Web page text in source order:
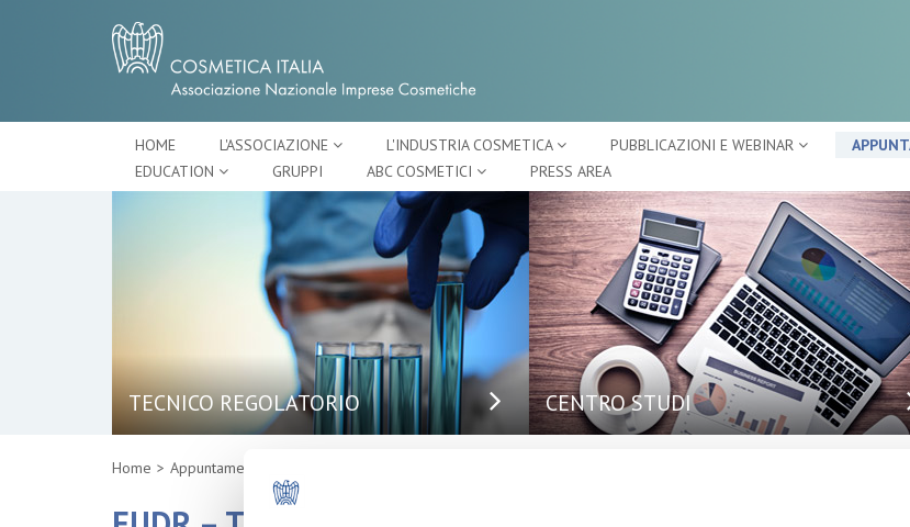
HOME L'ASSOCIAZIONE L'INDUSTRIA COSMETICA PUBBLICAZIONI E WEBINAR
EDUCATION
GRUPPI ABC COSMETICI PRESS AREA
TECNICO REGOLATORIO CENTRO STUDI
Home Appuntamenti